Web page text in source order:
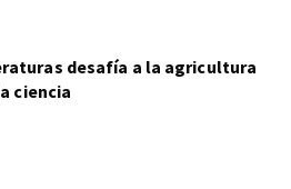
desafía a la agricultura
ciencia